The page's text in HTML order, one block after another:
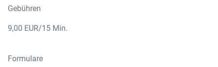
Gebühren
9,00 EUR/15 Min.
Formulare